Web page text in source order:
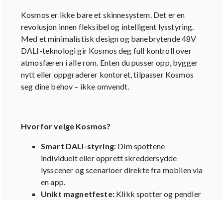
Kosmos er ikke bare et skinnesystem. Det er en
revolusjon innen fleksibel og intelligent lysstyring.
Med et minimalistisk design og banebrytende 48V
DALI-teknologi gir Kosmos deg full kontroll over
atmosfæren i alle rom. Enten du pusser opp, bygger
nytt eller oppgraderer kontoret, tilpasser Kosmos
seg dine behov – ikke omvendt.
Hvorfor velge Kosmos?
Smart DALI-styring: Dim spottene
individuelt eller opprett skreddersydde
lysscener og scenarioer direkte fra mobilen via
en app.
Unikt magnetfeste:Klikk spotter og pendler